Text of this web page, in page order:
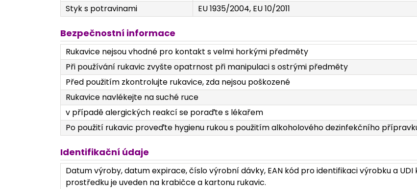
Styk s potravinami
EU 1935/2004, EU 10/2011
Bezpečnostní informace
Rukavice nejsou vhodné pro kontakt s velmi horkými předměty
Při používání rukavic zvyšte opatrnost při manipulaci s ostrými předměty
Před použitím zkontrolujte rukavice, zda nejsou poškozené
Rukavice navlékejte na suché ruce
v případě alergických reakcí se poraďte s lékařem
Po použití rukavic proveďte hygienu rukou s použitím alkoholového dezinfekčního
Identifikační údaje
Datum výroby, datum expirace, číslo výrobní dávky, EAN kód pro identifikaci výrobku a
prostředku je uveden na krabičce a kartonu rukavic.